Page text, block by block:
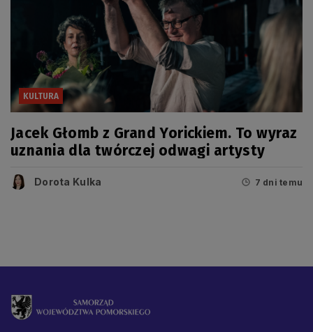
KULTURA
Jacek Głomb z Grand Yorickiem. To wyraz
uznania dla twórczej odwagi artysty
Dorota Kulka 7 dni temu